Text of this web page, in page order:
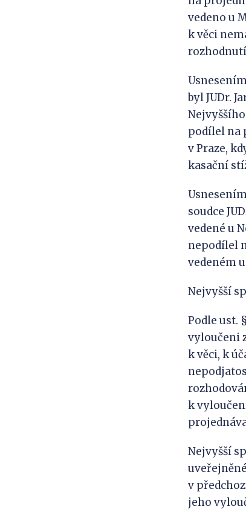
vedeno u
k věci
byl JUDr.
podílel na
v Praze,
kasační
soudce
vedené u
nepodílel
vedeném
Nejvyšší
Podle ust.
vyloučeni
k věci, k
k
Nejvyšší
v
jeho